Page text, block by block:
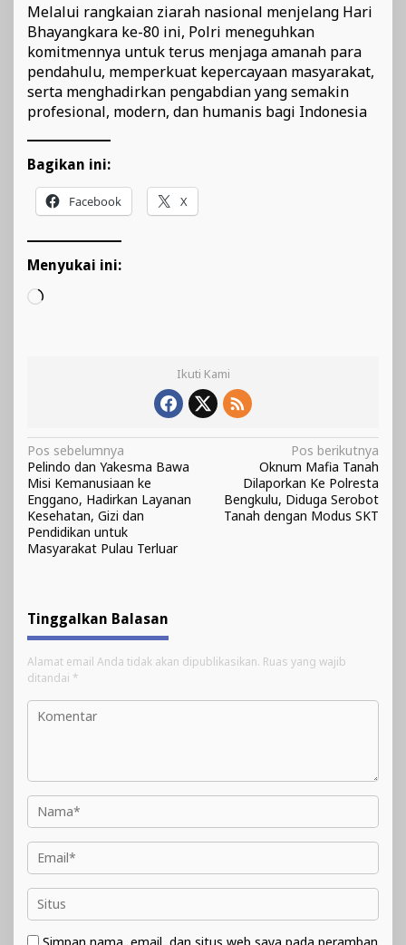
Melalui rangkaian ziarah nasional menjelang Hari
Bhayangkara ke-80 ini, Polri meneguhkan
komitmennya untuk terus menjaga amanah para
pendahulu, memperkuat kepercayaan masyarakat,
serta menghadirkan pengabdian yang semakin
profesional, modern, dan humanis bagi Indonesia
Bagikan ini:
Facebook X
Menyukai ini:
Memuat...
Ikuti Kami
Navigasi
pos
Pos sebelumnya
Pelindo dan Yakesma Bawa
Misi Kemanusiaan ke
Enggano, Hadirkan Layanan
Kesehatan, Gizi dan
Pendidikan untuk
Masyarakat Pulau Terluar
Pos berikutnya
Oknum Mafia Tanah
Dilaporkan Ke Polresta
Bengkulu, Diduga Serobot
Tanah dengan Modus SKT
Tinggalkan Balasan
Alamat email Anda tidak akan dipublikasikan. Ruas yang wajib
ditandai *
Simpan nama, email, dan situs web saya pada peramban